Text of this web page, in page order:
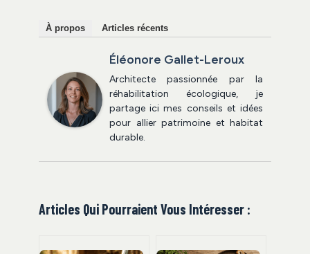
À propos Articles récents
Éléonore Gallet-Leroux
Architecte passionnée par la
réhabilitation écologique, je
partage ici mes conseils et idées
pour allier patrimoine et habitat
durable.
Articles Qui Pourraient Vous Intéresser :